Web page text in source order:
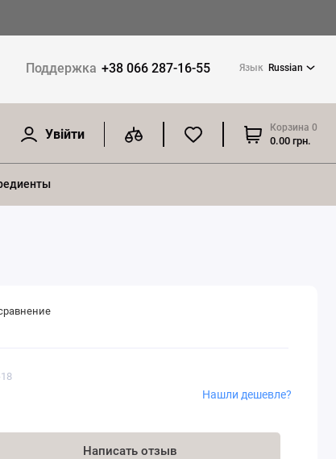
Поддержка +38 066 287-16-55 Язык Russian
Увійти Корзина 0
0.00 грн.
Написать отзыв
Нашли дешевле?